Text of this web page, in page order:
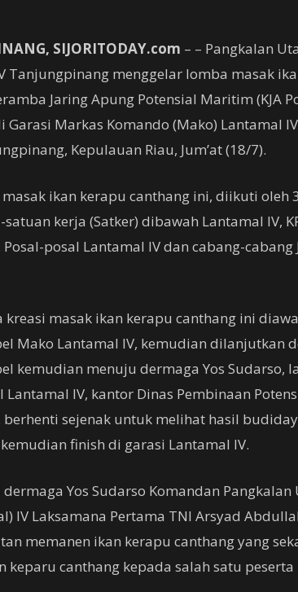
SIJORITODAY.com – – Pangkalan
Tanjungpinang menggelar lomba masak
Jaring Apung Potensial Maritim (KJA
Markas Komando (Mako) Lantamal IV
Kepulauan Riau, Jum’at (18/7).
ikan kerapu canthang ini, diikuti oleh
kerja (Satker) dibawah Lantamal IV,
Posal-posal Lantamal IV dan cabang-
kreasi masak ikan kerapu canthang ini
Mako Lantamal IV, kemudian dilanjutkan
kemudian menuju dermaga Yos Sudarso,
Lantamal IV, kantor Dinas Pembinaan
berhenti sejenak untuk melihat hasil
finish di garasi Lantamal IV.
Yos Sudarso Komandan
IV Laksamana Pertama TNI Arsyad
memanen ikan kerapu canthang yang
keparu canthang kepada salah satu peserta